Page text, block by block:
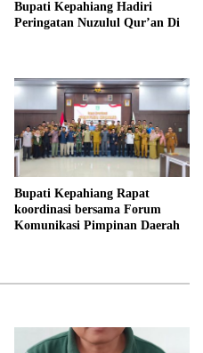
Bupati Kepahiang Hadiri
Peringatan Nuzulul Qur’an Di
Bupati Kepahiang Rapat
koordinasi bersama Forum
Komunikasi Pimpinan Daerah